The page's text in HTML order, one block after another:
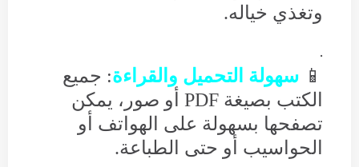
وتغذي خياله.
📱 سهولة التحميل والقراءة: جميع
الكتب بصيغة PDF أو صور، يمكن
تصفحها بسهولة على الهواتف أو
الحواسيب أو حتى الطباعة.